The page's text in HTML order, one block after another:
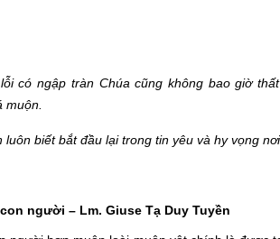
có ngập tràn Chúa cũng không bao giờ
muộn.
luôn biết bắt đầu lại trong tin yêu và hy vọng
người – Lm. Giuse Tạ Duy Tuyền